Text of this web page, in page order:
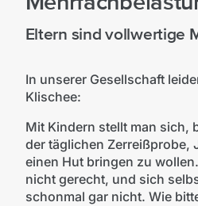
Eltern sind vollwertige
In unserer Gesellschaft
Klischee:
Mit Kindern stellt man sich,
der täglichen Zerreißprobe,
einen Hut bringen zu
nicht gerecht, und sich
schonmal gar nicht. Wie